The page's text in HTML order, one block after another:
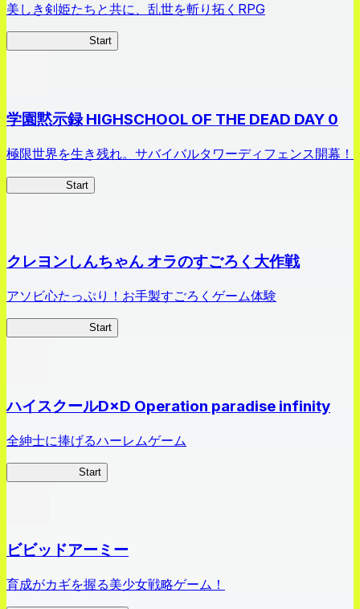
美しき剣姫たちと共に、乱世を斬り拓くRPG
Start
学園黙示録 HIGHSCHOOL OF THE DEAD DAY 0
極限世界を生き残れ。サバイバルタワーディフェンス開幕！
Start
クレヨンしんちゃん オラのすごろく大作戦
アソビ心たっぷり！お手製すごろくゲーム体験
Start
ハイスクールD×D Operation paradise infinity
全紳士に捧げるハーレムゲーム
Start
ビビッドアーミー
育成がカギを握る美少女戦略ゲーム！